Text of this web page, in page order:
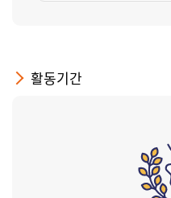
활동기간